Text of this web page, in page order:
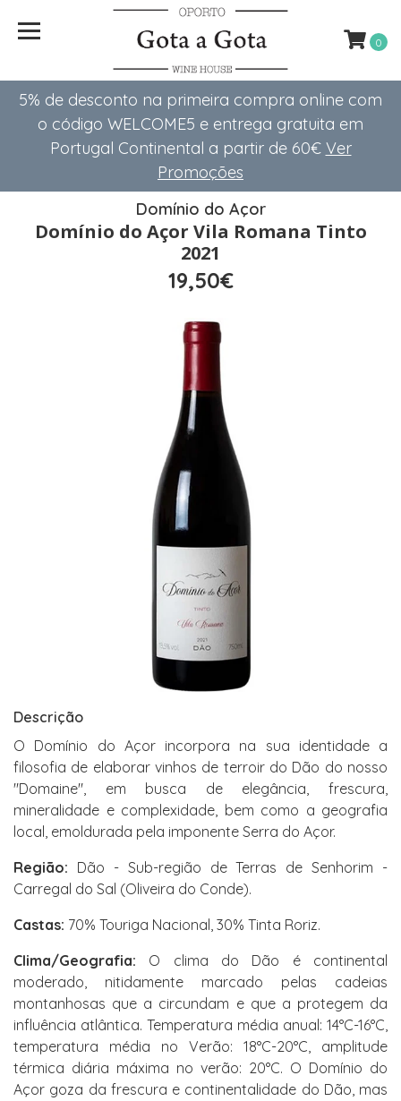
5% de desconto na primeira compra online com
o código WELCOME5 e entrega gratuita em
Portugal Continental a partir de 60€ Ver
Promoções
0
Domínio do Açor
Domínio do Açor Vila Romana Tinto
2021
19,50€
Descrição
O Domínio do Açor incorpora na sua identidade a
filosofia de elaborar vinhos de terroir do Dão do nosso
"Domaine", em busca de elegância, frescura,
mineralidade e complexidade, bem como a geografia
local, emoldurada pela imponente Serra do Açor.
Região: Dão - Sub-região de Terras de Senhorim -
Carregal do Sal (Oliveira do Conde).
Castas: 70% Touriga Nacional, 30% Tinta Roriz.
Clima/Geografia: O clima do Dão é continental
moderado, nitidamente marcado pelas cadeias
montanhosas que a circundam e que a protegem da
influência atlântica. Temperatura média anual: 14°C-16°C,
temperatura média no Verão: 18°C-20°C, amplitude
térmica diária máxima no verão: 20°C. O Domínio do
Açor goza da frescura e continentalidade do Dão, mas